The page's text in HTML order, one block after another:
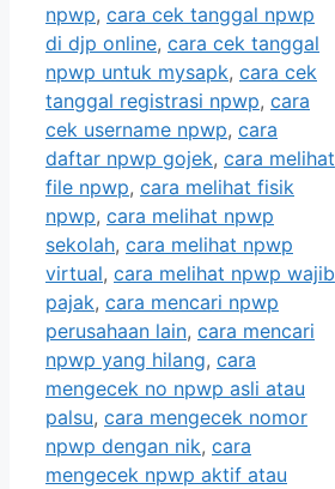
npwp, cara cek tanggal npwp
di djp online, cara cek tanggal
npwp untuk mysapk, cara cek
tanggal registrasi npwp, cara
cek username npwp, cara
daftar npwp gojek, cara melihat
file npwp, cara melihat fisik
npwp, cara melihat npwp
sekolah, cara melihat npwp
virtual, cara melihat npwp wajib
pajak, cara mencari npwp
perusahaan lain, cara mencari
npwp yang hilang, cara
mengecek no npwp asli atau
palsu, cara mengecek nomor
npwp dengan nik, cara
mengecek npwp aktif atau